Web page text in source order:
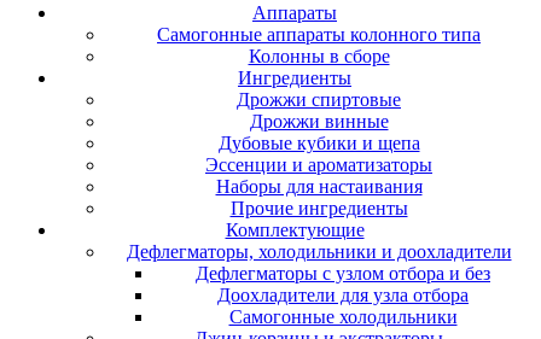
Аппараты
Самогонные аппараты колонного типа
Колонны в сборе
Ингредиенты
Дрожжи спиртовые
Дрожжи винные
Дубовые кубики и щепа
Эссенции и ароматизаторы
Наборы для настаивания
Прочие ингредиенты
Комплектующие
Дефлегматоры, холодильники и доохладители
Дефлегматоры с узлом отбора и без
Доохладители для узла отбора
Самогонные холодильники